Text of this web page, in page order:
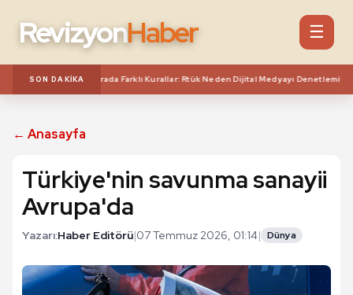
RevizyonHaber ☰
SON DAKIKA
Sefa! Aynı Mecrada Farklı Kurallar: Rtük Neden Dijital Medyayı Denetlemiyor?
← Anasayfa
Türkiye'nin savunma sanayii
Avrupa'da
Yazarı:Haber Editörü|07 Temmuz 2026, 01:14| Dünya